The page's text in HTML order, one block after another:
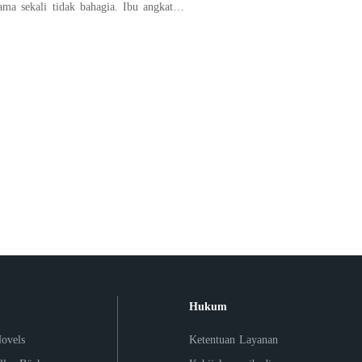
sekali tidak bahagia. Ibu angkatnya
Hukum
Ketentuan Layanan